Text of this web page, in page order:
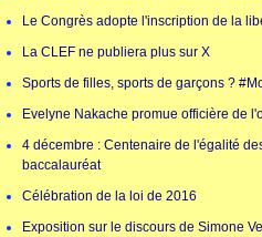
Le Congrès adopte l'inscription de la
La CLEF ne publiera plus sur X
Sports de filles, sports de garçons ?
Evelyne Nakache promue officière de
4 décembre : Centenaire de l'égalité
baccalauréat
Célébration de la loi de 2016
Exposition sur le discours de Simone